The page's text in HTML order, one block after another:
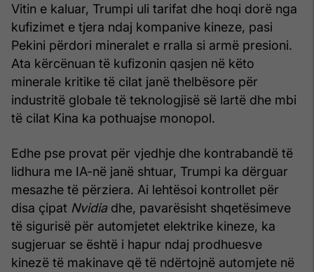
Vitin e kaluar, Trumpi uli tarifat dhe hoqi dorë nga
kufizimet e tjera ndaj kompanive kineze, pasi
Pekini përdori mineralet e rralla si armë presioni.
Ata kërcënuan të kufizonin qasjen në këto
minerale kritike të cilat janë thelbësore për
industritë globale të teknologjisë së lartë dhe mbi
të cilat Kina ka pothuajse monopol.
Edhe pse provat për vjedhje dhe kontrabandë të
lidhura me IA-në janë shtuar, Trumpi ka dërguar
mesazhe të përziera. Ai lehtësoi kontrollet për
disa çipat Nvidiadhe, pavarësisht shqetësimeve
të sigurisë për automjetet elektrike kineze, ka
sugjeruar se është i hapur ndaj prodhuesve
kinezë të makinave që të ndërtojnë automjete në